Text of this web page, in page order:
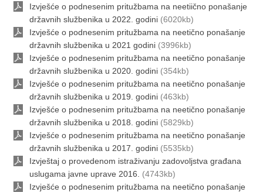
Izvješće o podnesenim pritužbama na neetiično ponašanje
državnih službenika u 2022. godini (6020kb)
Izvješće o podnesenim pritužbama na neetično ponašanje
državnih službenika u 2021 godini (3996kb)
Izvješće o podnesenim pritužbama na neetično ponašanje
državnih službenika u 2020. godini (354kb)
Izvješće o podnesenim pritužbama na neetično ponašanje
državnih službenika u 2019. godini (463kb)
Izvješće o podnesenim pritužbama na neetično ponašanje
državnih službenika u 2018. godini (5829kb)
Izvješće o podnesenim pritužbama na neetično ponašanje
državnih službenika u 2017. godini (5535kb)
Izvještaj o provedenom istraživanju zadovoljstva građana
uslugama javne uprave 2016.
(4743kb)
Izvješće o podnesenim pritužbama na neetično ponašanje